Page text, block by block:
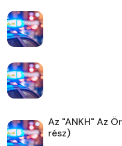
Az "ANKH" Az
rész)